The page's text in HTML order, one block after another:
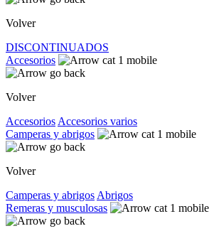
Volver
DISCONTINUADOS
Accesorios
Volver
Accesorios Accesorios varios
Camperas y abrigos
Volver
Camperas y abrigos Abrigos
Remeras y musculosas